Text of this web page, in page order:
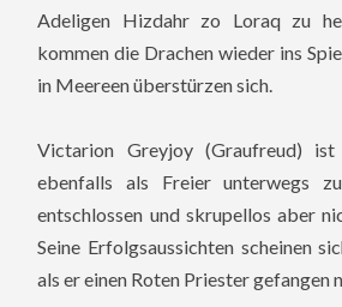
Adeligen Hizdahr zo Loraq zu
kommen die Drachen wieder ins
in Meereen überstürzen sich.
Victarion Greyjoy (Graufreud)
ebenfalls als Freier unterwegs
entschlossen und skrupellos aber
Seine Erfolgsaussichten scheinen
als er einen Roten Priester gefangen